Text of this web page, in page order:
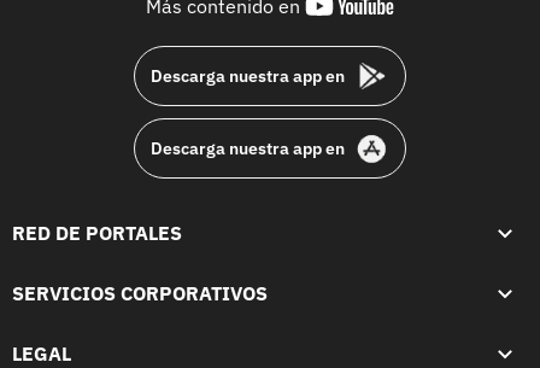
Más contenido en
Descarga nuestra app en
Descarga nuestra app en
RED DE PORTALES
SERVICIOS CORPORATIVOS
LEGAL